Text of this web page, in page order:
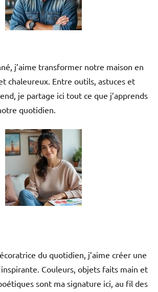
j’aime transformer notre maison en
chaleureux. Entre outils, astuces et
je partage ici tout ce que j’apprends
quotidien.
du quotidien, j’aime créer une
Couleurs, objets faits main et
sont ma signature ici, au fil des